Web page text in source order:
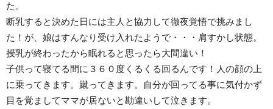
た。
断乳すると決めた日には主人と協力して徹夜覚悟で挑みまし
た！が、娘はすんなり受け入れたようで・・・肩すかし状態。
授乳が終わったから眠れると思ったら大間違い！
子供って寝てる間に３６０度くるくる回るんです！人の顔の上
に乗ってきます。蹴ってきます。自分が回ってる事に気付かず
目を覚ましてママが居ないと勘違いして泣きます。